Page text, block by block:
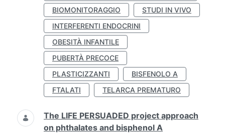
BIOMONITORAGGIO
STUDI IN VIVO
INTERFERENTI ENDOCRINI
OBESITÀ INFANTILE
PUBERTÀ PRECOCE
PLASTICIZZANTI
BISFENOLO A
FTALATI
TELARCA PREMATURO
The LIFE PERSUADED project approach
on phthalates and bisphenol A